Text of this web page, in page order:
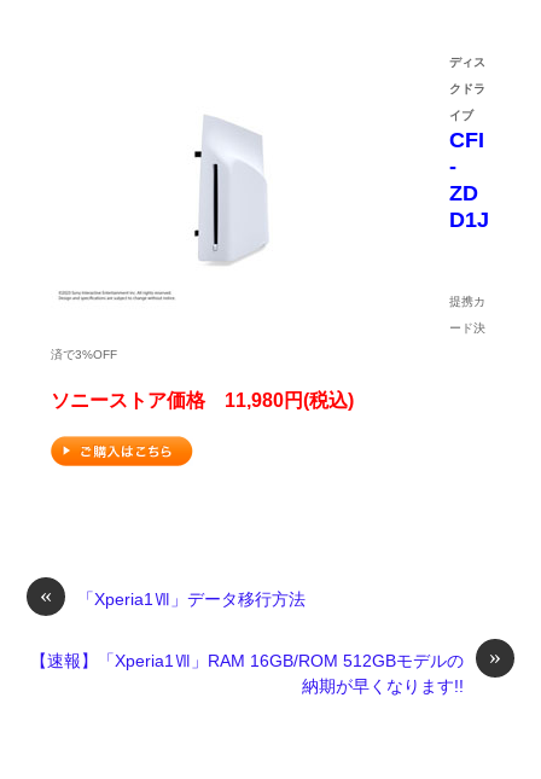
ディス
クドラ
イブ
CFI
-
ZD
D1J
提携カ
ード決
済で3%OFF
ソニーストア価格 11,980円(税込)
« 「Xperia1Ⅶ」データ移行方法
»
【速報】「Xperia1Ⅶ」RAM 16GB/ROM 512GBモデルの
納期が早くなります!!